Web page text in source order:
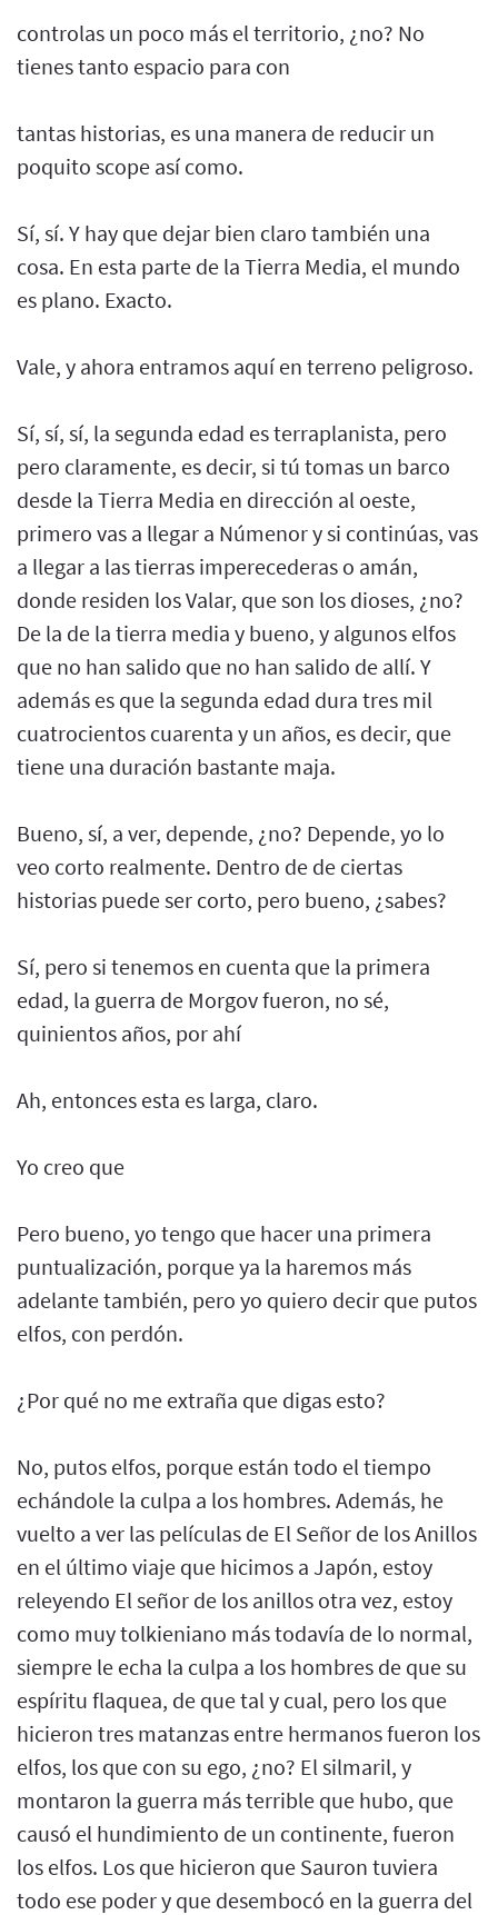
controlas un poco más el territorio, ¿no? No
tienes tanto espacio para con
tantas historias, es una manera de reducir un
poquito scope así como.
Sí, sí. Y hay que dejar bien claro también una
cosa. En esta parte de la Tierra Media, el mundo
es plano. Exacto.
Vale, y ahora entramos aquí en terreno peligroso.
Sí, sí, sí, la segunda edad es terraplanista, pero
pero claramente, es decir, si tú tomas un barco
desde la Tierra Media en dirección al oeste,
primero vas a llegar a Númenor y si continúas, vas
a llegar a las tierras imperecederas o amán,
donde residen los Valar, que son los dioses, ¿no?
De la de la tierra media y bueno, y algunos elfos
que no han salido que no han salido de allí. Y
además es que la segunda edad dura tres mil
cuatrocientos cuarenta y un años, es decir, que
tiene una duración bastante maja.
Bueno, sí, a ver, depende, ¿no? Depende, yo lo
veo corto realmente. Dentro de de ciertas
historias puede ser corto, pero bueno, ¿sabes?
Sí, pero si tenemos en cuenta que la primera
edad, la guerra de Morgov fueron, no sé,
quinientos años, por ahí
Ah, entonces esta es larga, claro.
Yo creo que
Pero bueno, yo tengo que hacer una primera
puntualización, porque ya la haremos más
adelante también, pero yo quiero decir que putos
elfos, con perdón.
¿Por qué no me extraña que digas esto?
No, putos elfos, porque están todo el tiempo
echándole la culpa a los hombres. Además, he
vuelto a ver las películas de El Señor de los Anillos
en el último viaje que hicimos a Japón, estoy
releyendo El señor de los anillos otra vez, estoy
como muy tolkieniano más todavía de lo normal,
siempre le echa la culpa a los hombres de que su
espíritu flaquea, de que tal y cual, pero los que
hicieron tres matanzas entre hermanos fueron los
elfos, los que con su ego, ¿no? El silmaril, y
montaron la guerra más terrible que hubo, que
causó el hundimiento de un continente, fueron
los elfos. Los que hicieron que Sauron tuviera
todo ese poder y que desembocó en la guerra del